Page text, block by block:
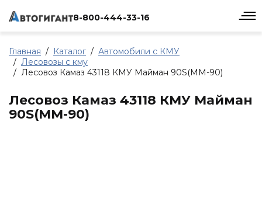
8-800-444-33-16
Главная Каталог
Автомобили с КМУ
Лесовозы с кму
Лесовоз Камаз 43118 КМУ Майман 90S(MM-90)
Лесовоз Камаз 43118 КМУ Майман
90S(MM-90)